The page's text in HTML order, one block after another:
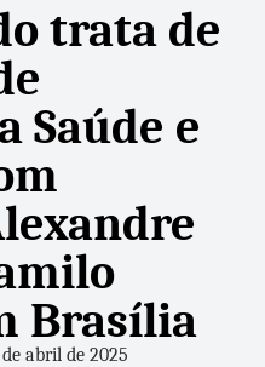
trata de
Saúde e
Brasília
abril de 2025